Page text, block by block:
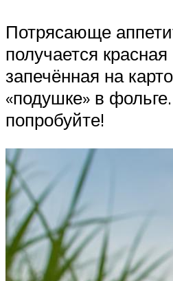
Потрясающе
получается
запечённая на
«подушке» в
попробуйте!